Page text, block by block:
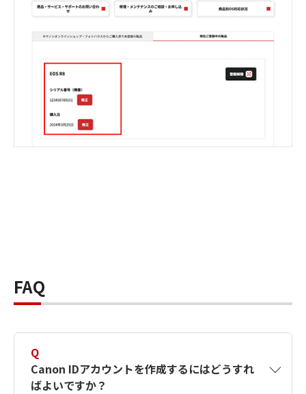
FAQ
Q
Canon IDアカウントを作成するにはどうすれ
ばよいですか？